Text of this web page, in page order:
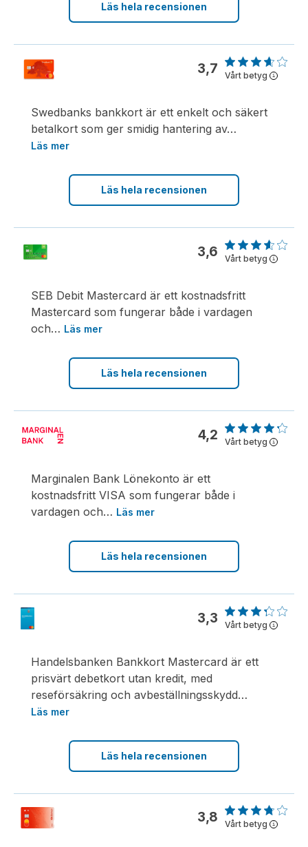
Läs hela recensionen
3,7 Vårt betyg i
Swedbanks bankkort är ett enkelt och säkert
betalkort som ger smidig hantering av…
Läs mer
Läs hela recensionen
3,6 Vårt betyg i
SEB Debit Mastercard är ett kostnadsfritt
Mastercard som fungerar både i vardagen
och… Läs mer
Läs hela recensionen
4,2 Vårt betyg i
Marginalen Bank Lönekonto är ett
kostnadsfritt VISA som fungerar både i
vardagen och… Läs mer
Läs hela recensionen
3,3 Vårt betyg i
Handelsbanken Bankkort Mastercard är ett
prisvärt debetkort utan kredit, med
reseförsäkring och avbeställningsskydd…
Läs mer
Läs hela recensionen
3,8 Vårt betyg i